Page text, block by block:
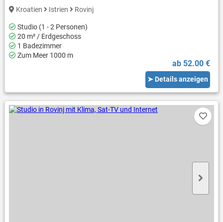
Kroatien Istrien Rovinj
Studio (1 - 2 Personen)
20 m² / Erdgeschoss
1 Badezimmer
Zum Meer 1000 m
ab 52.00 €
➤ Details anzeigen